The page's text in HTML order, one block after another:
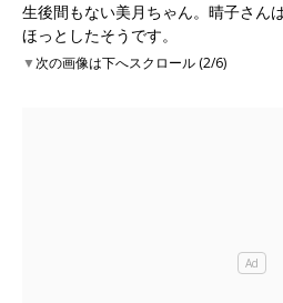
生後間もない美月ちゃん。晴子さん
ほっとしたそうです。
▼次の画像は下へスクロール (2/6)